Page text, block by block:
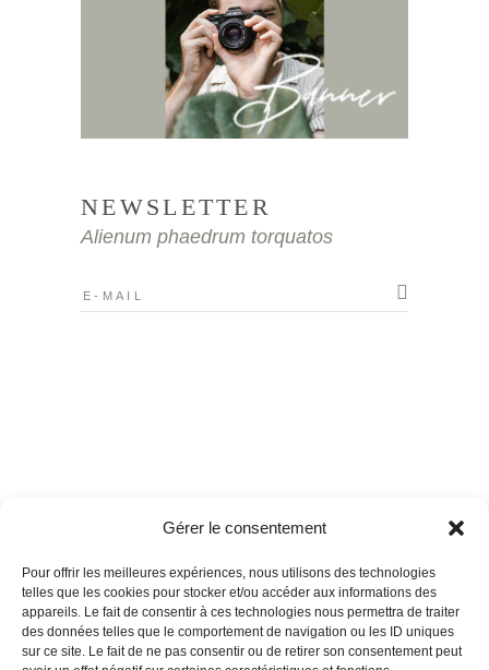
Gérer le consentement
Pour offrir les meilleures expériences, nous utilisons des technologies
telles que les cookies pour stocker et/ou accéder aux informations des
appareils. Le fait de consentir à ces technologies nous permettra de traiter
des données telles que le comportement de navigation ou les ID uniques
sur ce site. Le fait de ne pas consentir ou de retirer son consentement peut
NEWSLETTER
Alienum phaedrum torquatos